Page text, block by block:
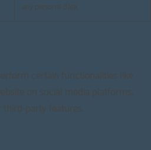
any personal data.
certain functionalities like
on social media platforms,
party features.